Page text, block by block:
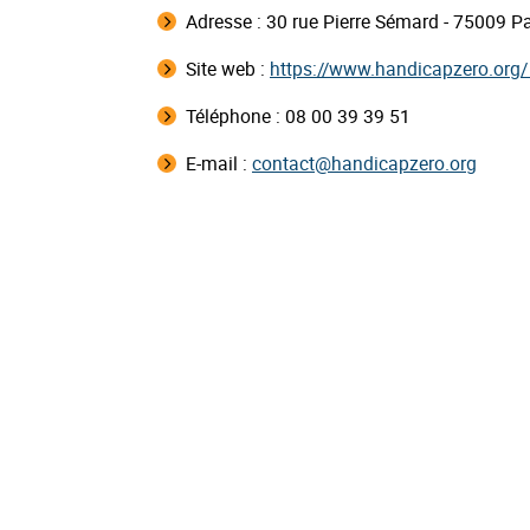
Adresse : 30 rue Pierre Sémard - 75009
Site web : https://www.handicapzero.org/
Téléphone : 08 00 39 39 51
E-mail : contact@handicapzero.org